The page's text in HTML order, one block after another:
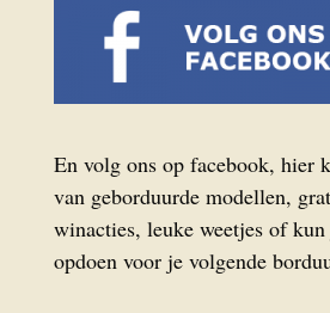
En volg ons op facebook, hier
van geborduurde modellen,
winacties, leuke weetjes of
opdoen voor je volgende